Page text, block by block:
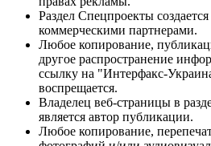
Раздел Спецпроекты
коммерческими партнерами.
Любое копирование,
другое распространение
ссылку на "Интерфакс-
воспрещается.
Владелец веб-страницы в
является автор публикации.
Любое копирование,